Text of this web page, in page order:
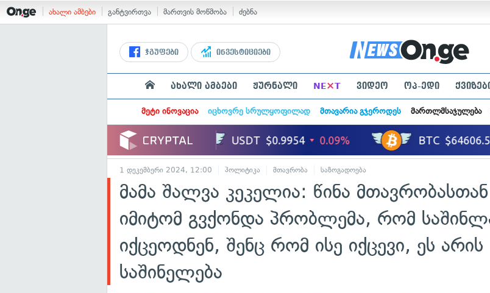
ახალი ამბები განტვირთვა მართვის მოწმობა ძებნა
ჯგუფები ინვესტიციები
ახალი ამბები ჟურნალი NE×T ვიდეო ოპ-ედი
მეტი ინოვაცია იცხოვრე სრულყოფილად მთავარია გჯეროდეს მართლმსაჯულება
1 დეკემბერი 2024, 12:00 პოლიტიკა მთავრობა საზოგადოება
მამა შალვა კეკელია: წინა მთავრობასთან
იმიტომ გვქონდა პრობლემა, რომ
იქცეოდნენ, შენც რომ ისე იქცევი, ეს არის
საშინელება